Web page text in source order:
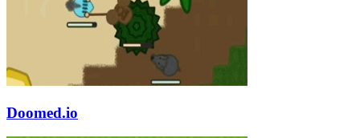
Doomed.io